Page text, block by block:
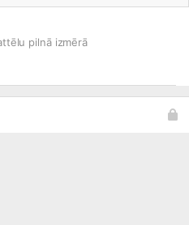
pilnā izmērā